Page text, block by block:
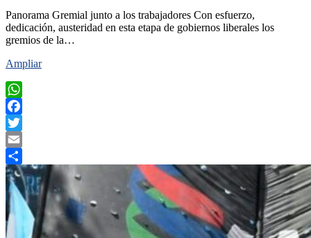
Panorama Gremial junto a los trabajadores Con esfuerzo,
dedicación, austeridad en esta etapa de gobiernos liberales los
gremios de la…
Ampliar
WhatsApp
Facebook
Twitter
Email
Compartir